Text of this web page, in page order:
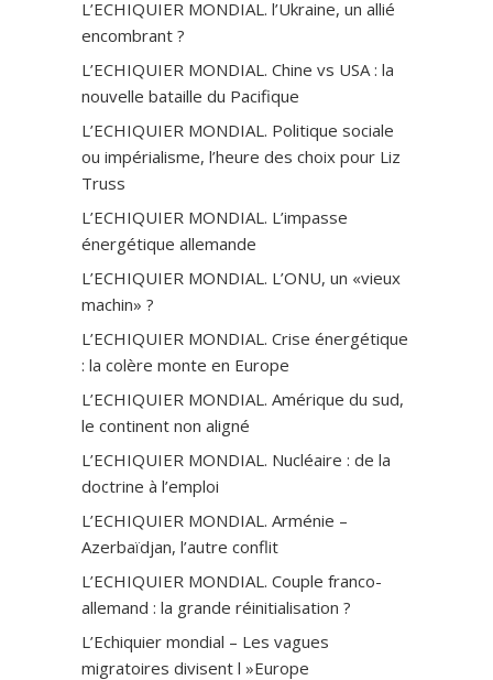
L’ECHIQUIER MONDIAL. l’Ukraine, un allié
encombrant ?
L’ECHIQUIER MONDIAL. Chine vs USA : la
nouvelle bataille du Pacifique
L’ECHIQUIER MONDIAL. Politique sociale
ou impérialisme, l’heure des choix pour Liz
Truss
L’ECHIQUIER MONDIAL. L’impasse
énergétique allemande
L’ECHIQUIER MONDIAL. L’ONU, un «vieux
machin» ?
L’ECHIQUIER MONDIAL. Crise énergétique
: la colère monte en Europe
L’ECHIQUIER MONDIAL. Amérique du sud,
le continent non aligné
L’ECHIQUIER MONDIAL. Nucléaire : de la
doctrine à l’emploi
L’ECHIQUIER MONDIAL. Arménie –
Azerbaïdjan, l’autre conflit
L’ECHIQUIER MONDIAL. Couple franco-
allemand : la grande réinitialisation ?
L’Echiquier mondial – Les vagues
migratoires divisent l »Europe